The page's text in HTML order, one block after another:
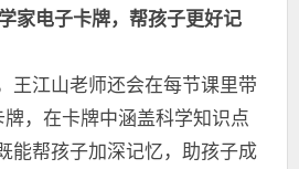
家电子卡牌，帮孩子更好记
王江山老师还会在每节课里带
，在卡牌中涵盖科学知识点
能帮孩子加深记忆，助孩子成